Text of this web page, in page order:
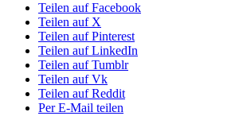
Teilen auf Facebook
Teilen auf X
Teilen auf Pinterest
Teilen auf LinkedIn
Teilen auf Tumblr
Teilen auf Vk
Teilen auf Reddit
Per E-Mail teilen